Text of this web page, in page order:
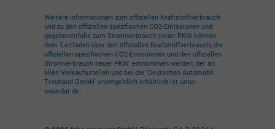
Weitere Informationen zum offiziellen Kraftstoffverbrauch
und zu den offiziellen spezifischen CO2-Emissionen und
gegebenenfalls zum Stromverbrauch neuer PKW können
dem 'Leitfaden über den offiziellen Kraftstoffverbrauch, die
offiziellen spezifischen CO2-Emissionen und den offiziellen
Stromverbrauch neuer PKW' entnommen werden, der an
allen Verkaufsstellen und bei der 'Deutschen Automobil
Treuhand GmbH' unentgeltlich erhältlich ist unter
www.dat.de.